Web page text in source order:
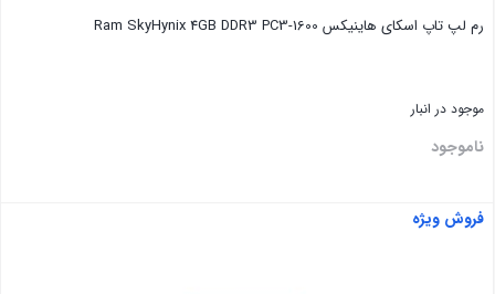
رم لپ تاپ اسکای هاینیکس Ram SkyHynix 4GB DDR3 PC3-1600
موجود در انبار
ناموجود
بستن
فروش ویژه